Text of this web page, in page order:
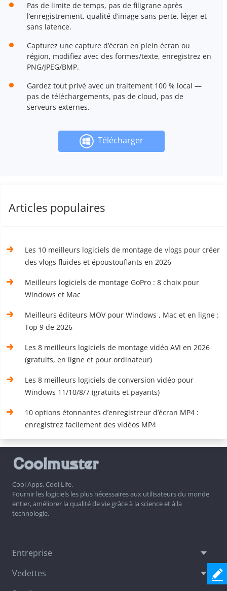
Pas de limite de temps, pas de filigrane après
l’enregistrement, qualité d’image sans perte, léger et
sans latence.
Capturez une capture d’écran en plein écran ou
région, modifiez avec des formes/texte, enregistrez en
PNG/JPEG/BMP.
Gardez tout privé avec un traitement 100 % local —
pas de téléchargements, pas de cloud, pas de
serveurs externes.
Télécharger
Articles populaires
Les 10 meilleurs logiciels de montage de vlogs pour créer
des vlogs fluides et époustouflants en 2026
Meilleurs logiciels de montage GoPro : 8 choix pour
Windows et Mac
Meilleurs éditeurs MOV pour Windows , Mac et en ligne :
Top 9 de 2026
Les 8 meilleurs logiciels de montage vidéo AVI en 2026
(gratuits, en ligne et pour ordinateur)
Les 8 meilleurs logiciels de conversion vidéo pour
Windows 11/10/8/7 (gratuits et payants)
10 options étonnantes d’enregistreur d’écran MP4 :
enregistrez facilement des vidéos MP4
Cool Apps, Cool Life.
Fournir les logiciels les plus nécessaires aux utilisateurs du monde
entier, améliorer la qualité de vie grâce à la science et à la
technologie.
Entreprise
Vedettes